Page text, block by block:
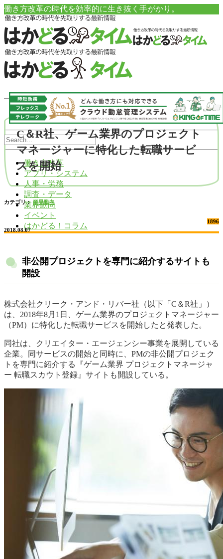
働き方改革の時代を効率的に生き抜く手がかり。
働き方改革
アプリ・システム
人事・労務
調査・データ
業界動向
イベント
はかどる！コラム
C＆R社、ゲーム業界のプロジェクト
マネージャーに特化した転職サービ
スを開始
カテゴリ： 業界動向
1896
2018.08.07
非公開プロジェクトを専門に紹介するサイトも
開設
株式会社クリーク・アンド・リバー社（以下「C＆R社」）
は、2018年8月1日、ゲーム業界のプロジェクトマネージャー
（PM）に特化した転職サービスを開始したと発表した。
同社は、クリエイター・エージェンシー事業を展開している
企業。同サービスの開始と同時に、PMの非公開プロジェク
トを専門に紹介する『ゲーム業界 プロジェクトマネージャ
ー 転職スカウト登録』サイトも開設している。